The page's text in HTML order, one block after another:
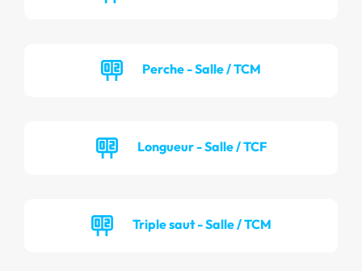
Perche - Salle / TCM
Longueur - Salle / TCF
Triple saut - Salle / TCM